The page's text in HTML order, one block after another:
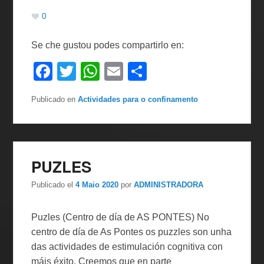
0
Se che gustou podes compartirlo en:
F
c
e
b
o
o
T
tt
er
W
at
s
A
p
E
ail m
p
ar
Publicado en Actividades para o confinamento
PUZLES
Publicado el4 Maio 2020 porADMINISTRADORA
Puzles (Centro de día de AS PONTES) No
centro de día de As Pontes os puzzles son unha
das actividades de estimulación cognitiva con
máis éxito. Creemos que en parte